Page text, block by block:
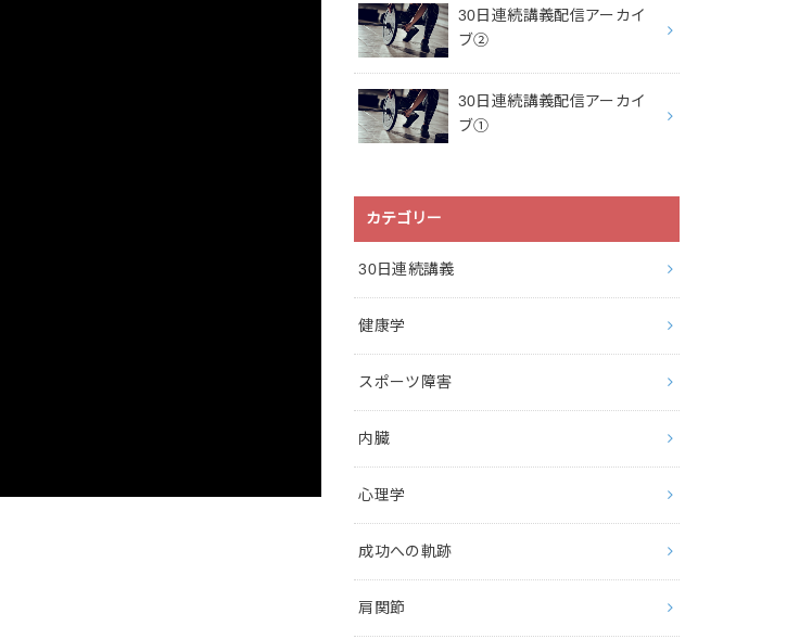
30日連続講義配信アーカイ
ブ②
30日連続講義配信アーカイ
ブ①
カテゴリー
30日連続講義
健康学
スポーツ障害
内臓
心理学
成功への軌跡
肩関節